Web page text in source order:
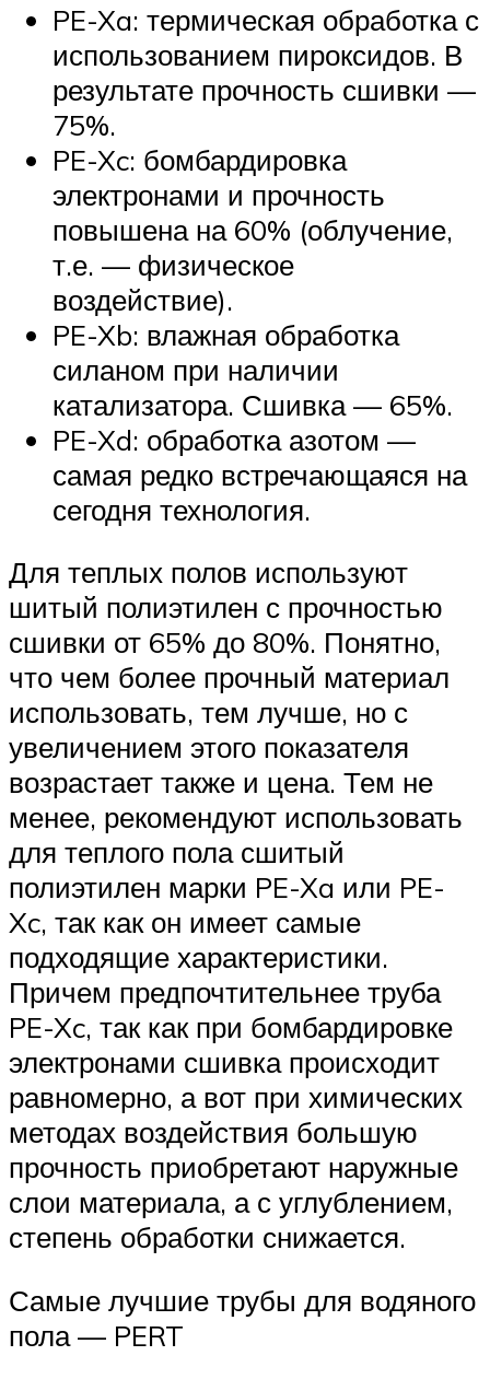
PE-Xa: термическая обработка с
использованием пироксидов. В
результате прочность сшивки —
75%.
PE-Xc: бомбардировка
электронами и прочность
повышена на 60% (облучение,
т.е. — физическое
воздействие).
PE-Xb: влажная обработка
силаном при наличии
катализатора. Сшивка — 65%.
PE-Xd: обработка азотом —
самая редко встречающаяся на
сегодня технология.
Для теплых полов используют
шитый полиэтилен с прочностью
сшивки от 65% до 80%. Понятно,
что чем более прочный материал
использовать, тем лучше, но с
увеличением этого показателя
возрастает также и цена. Тем не
менее, рекомендуют использовать
для теплого пола сшитый
полиэтилен марки PE-Xa или PE-
Xc, так как он имеет самые
подходящие характеристики.
Причем предпочтительнее труба
PE-Xc, так как при бомбардировке
электронами сшивка происходит
равномерно, а вот при химических
методах воздействия большую
прочность приобретают наружные
слои материала, а с углублением,
степень обработки снижается.
Самые лучшие трубы для водяного
пола — PERT